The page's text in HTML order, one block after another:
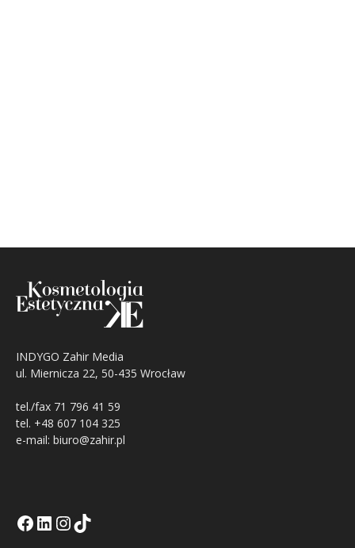
INDYGO Zahir Media
ul. Miernicza 22, 50-435 Wrocław
tel./fax 71 796 41 59
tel. +48 607 104 325
e-mail: biuro@zahir.pl
Facebook
LinkedIn
Tik Tok KEInstagramm KE